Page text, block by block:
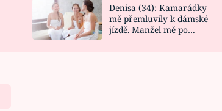
DESIGN
Denisa (34): Kamarádky
mě přemluvily k dámské
jízdě. Manžel mě po